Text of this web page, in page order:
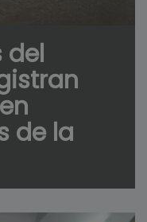
del
de la